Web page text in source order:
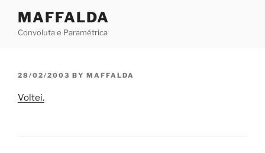
content
MAFFALDA
Convoluta e Paramétrica
POSTED
28/02/2003 BY MAFFALDA
Voltei.